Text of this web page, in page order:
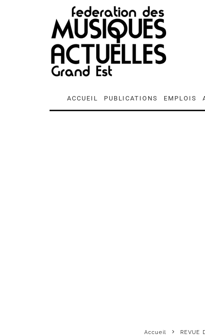
ACCUEIL PUBLICATIONS EMPLOIS
Accueil REVUE